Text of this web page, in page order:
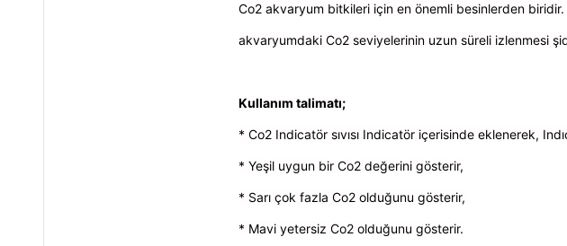
Co2 akvaryum bitkileri için en önemli besinlerden
akvaryumdaki Co2 seviyelerinin uzun süreli izlenmesi
Kullanım talimatı;
* Co2 Indicatör sıvısı Indicatör içerisinde eklenerek,
* Yeşil uygun bir Co2 değerini gösterir,
* Sarı çok fazla Co2 olduğunu gösterir,
* Mavi yetersiz Co2 olduğunu gösterir.